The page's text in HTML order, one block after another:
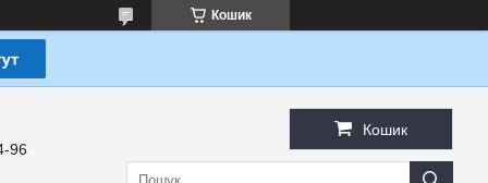
Кошик
96
Кошик